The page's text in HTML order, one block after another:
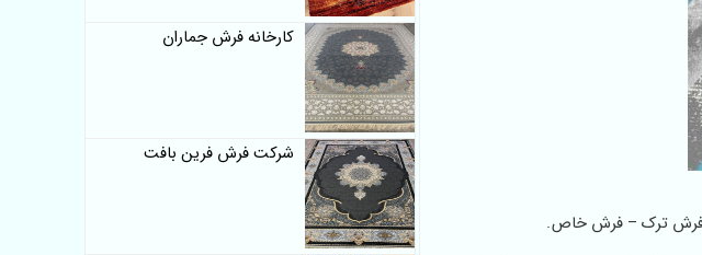
فرش ترک – فرش خاص.
کارخانه فرش جماران
شرکت فرش فرین بافت